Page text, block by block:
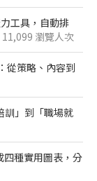
工具，自動排
11,099 瀏覽人次
從策略、內容到
」到「職場就
四種實用圖表，分